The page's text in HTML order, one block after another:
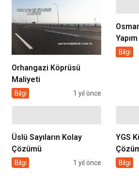
Orhangazi Köprüsü
Maliyeti
Bilgi 1 yıl önce
Bilgi
Üslü Sayıların Kolay
Çözümü
Bilgi 1 yıl önce
YGS
Bilgi